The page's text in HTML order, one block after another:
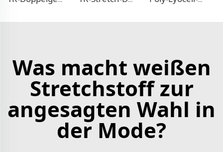
Was macht weißen
Stretchstoff zur
angesagten Wahl in
der Mode?